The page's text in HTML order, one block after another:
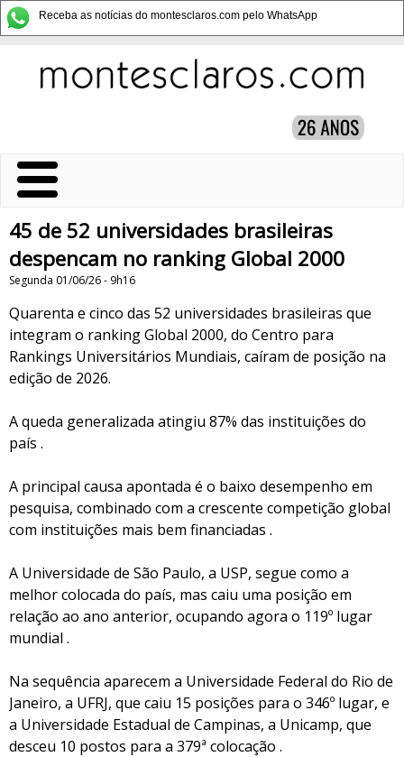
Receba as notícias do montesclaros.com pelo WhatsApp
45 de 52 universidades brasileiras
despencam no ranking Global 2000
Segunda 01/06/26 - 9h16
Quarenta e cinco das 52 universidades brasileiras que
integram o ranking Global 2000, do Centro para
Rankings Universitários Mundiais, caíram de posição na
edição de 2026.
A queda generalizada atingiu 87% das instituições do
país .
A principal causa apontada é o baixo desempenho em
pesquisa, combinado com a crescente competição global
com instituições mais bem financiadas .
A Universidade de São Paulo, a USP, segue como a
melhor colocada do país, mas caiu uma posição em
relação ao ano anterior, ocupando agora o 119º lugar
mundial .
Na sequência aparecem a Universidade Federal do Rio de
Janeiro, a UFRJ, que caiu 15 posições para o 346º lugar, e
a Universidade Estadual de Campinas, a Unicamp, que
desceu 10 postos para a 379ª colocação .